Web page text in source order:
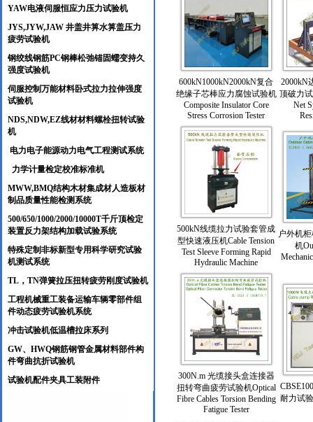
YAW电液伺服恒应力压力试验机
JYS,JYW,JAW 井盖井箅水箅盖压力
疲劳试验机
钢绞线钢筋PC钢棒松弛锚固蠕变持久
强度试验机
伺服控制万能材料卧式拉力拉伸强度
试验机
NDS,NDW,EZ线材材料螺栓扭转试验
机
电力电子能源动力电气工程测试系统
力学计量检定校准标准机
MWW,BMQ结构木材集成材人造板材
制品质量性能检测系统
500/650/1000/2000/10000T千斤顶检定
装置反力架结构加载试验系统
特殊定制非标新型专用科学研究试验
机测试系统
TL，TN弹簧拉压扭转疲劳刚度试验机
工程机械重工装备运输车辆零部件组
件动态疲劳试验机系统
冲击试验机低温槽拉床系列
GW、HWQ钢筋钢管金属材料部件构
件弯曲抗折试验机
试验机配件夹具工装附件
600kN1000kN2000kN复合
绝缘子芯棒应力腐蚀试验机
Composite Insulator Core
Stress Corrosion Tester
2000kN
顶破力
Net
500kN线缆拉力试验套管成
型快速液压机Cable Tension
Test Sleeve Forming Rapid
Hydraulic Machine
户外机
机
300N.m 光缆接头盒连接器
扭转弯曲疲劳试验机Optical
Fibre Cables Torsion Bending
Fatigue Tester
耐力试